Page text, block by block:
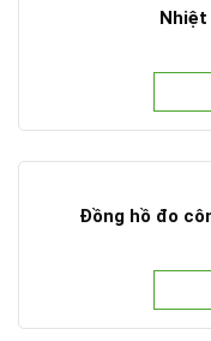
Nhiệt
Đồng hồ đo